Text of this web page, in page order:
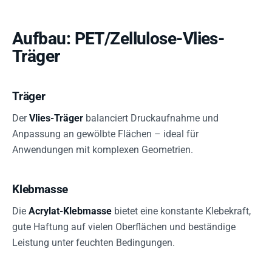
Aufbau: PET/Zellulose-Vlies-
Träger
Träger
DerVlies-Träger balanciert Druckaufnahme und
Anpassung an gewölbte Flächen – ideal für
Anwendungen mit komplexen Geometrien.
Klebmasse
Die Acrylat-Klebmasse bietet eine konstante Klebekraft,
gute Haftung auf vielen Oberflächen und beständige
Leistung unter feuchten Bedingungen.